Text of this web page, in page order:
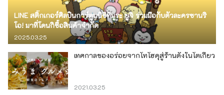
LINE สติ๊กเกอร์ศิลปินการ์ตูนนิชิทีมูระ ยูจิ ร่วมมือกับตัวละครซานริ
โอ! มาที่โดนกิซื้อสินค้าจำกัด
2025.03.25
เทศกาลของอร่อยจากโทโฮคุสู่ร้านดังในโตเกียว
2021.03.25